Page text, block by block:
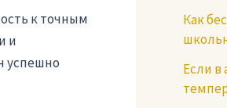
к точным
и
успешно
Как
Если в